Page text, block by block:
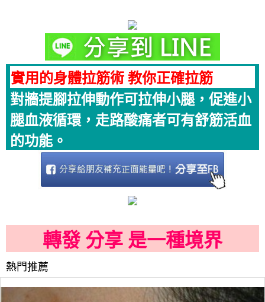
實用的身體拉筋術 教你正確拉筋
對牆提腳拉伸動作可拉伸小腿，促進小
腿血液循環，走路酸痛者可有舒筋活血
的功能。
轉發 分享 是一種境界
熱門推薦